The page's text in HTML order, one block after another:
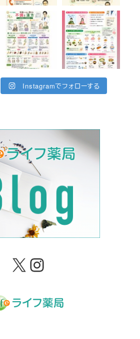
Instagramでフォローする
X Instagram